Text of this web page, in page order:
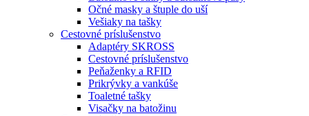
Očné masky a štuple do uší
Vešiaky na tašky
Cestovné príslušenstvo
Adaptéry SKROSS
Cestovné príslušenstvo
Peňaženky a RFID
Prikrývky a vankúše
Toaletné tašky
Visačky na batožinu